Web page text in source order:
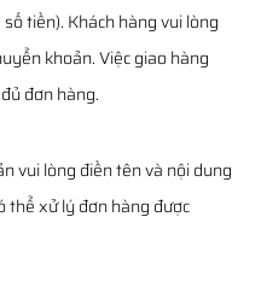
tiền). Khách hàng vui lòng
khoản. Việc giao hàng
đơn hàng.
vui lòng điền tên và nội dung
thể xử lý đơn hàng được